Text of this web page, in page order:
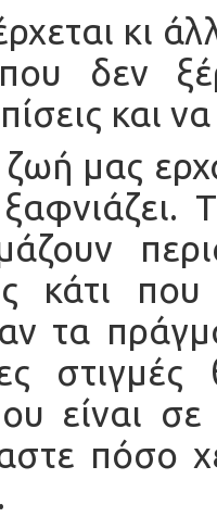
κι
δεν
και
μας
κάτι
τα
είναι
πόσο